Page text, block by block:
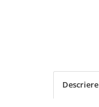
Descriere